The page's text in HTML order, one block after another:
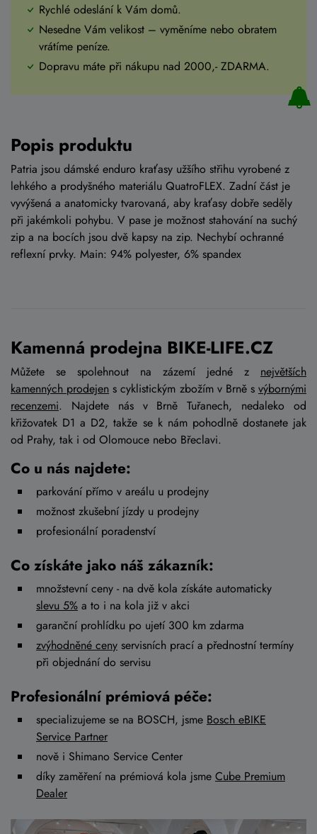
Rychlé odeslání k Vám domů.
Nesedne Vám velikost – vyměníme nebo obratem
vrátíme peníze.
Dopravu máte při nákupu nad 2000,- ZDARMA.
Popis produktu
Patria jsou dámské enduro kraťasy užšího střihu vyrobené z
lehkého a prodyšného materiálu QuatroFLEX. Zadní část je
vyvýšená a anatomicky tvarovaná, aby kraťasy dobře seděly
při jakémkoli pohybu. V pase je možnost stahování na suchý
zip a na bocích jsou dvě kapsy na zip. Nechybí ochranné
reflexní prvky. Main: 94% polyester, 6% spandex
Kamenná prodejna BIKE-LIFE.CZ
Můžete se spolehnout na zázemí jedné z největších
kamenných prodejen s cyklistickým zbožím v Brně s výbornými
recenzemi. Najdete nás v Brně Tuřanech, nedaleko od
křižovatek D1 a D2, takže se k nám pohodlně dostanete jak
od Prahy, tak i od Olomouce nebo Břeclavi.
Co u nás najdete:
parkování přímo v areálu u prodejny
možnost zkušební jízdy u prodejny
profesionální poradenství
Co získáte jako náš zákazník:
množstevní ceny - na dvě kola získáte automaticky
slevu 5% a to i na kola již v akci
garanční prohlídku po ujetí 300 km zdarma
zvýhodněné ceny servisních prací a přednostní termíny
při objednání do servisu
Profesionální prémiová péče:
specializujeme se na BOSCH, jsme Bosch eBIKE
Service Partner
nově i Shimano Service Center
díky zaměření na prémiová kola jsme Cube Premium
Dealer